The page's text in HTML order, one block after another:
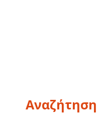
Αναζήτηση